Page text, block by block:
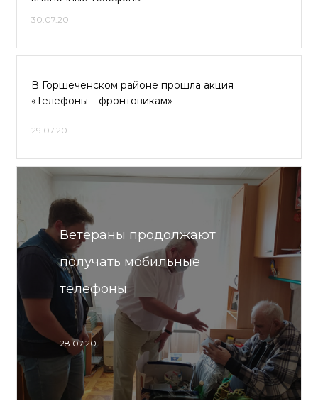
30.07.20
В Горшеченском районе прошла акция
«Телефоны – фронтовикам»
29.07.20
Ветераны продолжают
получать мобильные
телефоны
28.07.20